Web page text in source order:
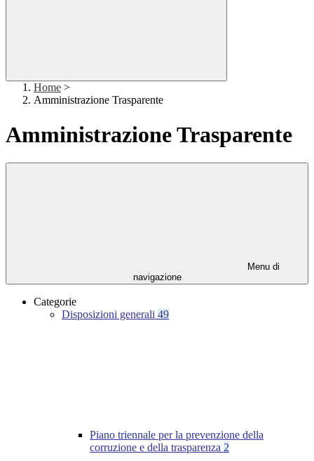
Home >
Amministrazione Trasparente
Amministrazione Trasparente
Menu di
navigazione
Categorie
Disposizioni generali 49
Piano triennale per la prevenzione della
corruzione e della trasparenza 2